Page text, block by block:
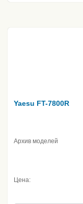
Yaesu FT-7800R
Архив моделей
Цена: